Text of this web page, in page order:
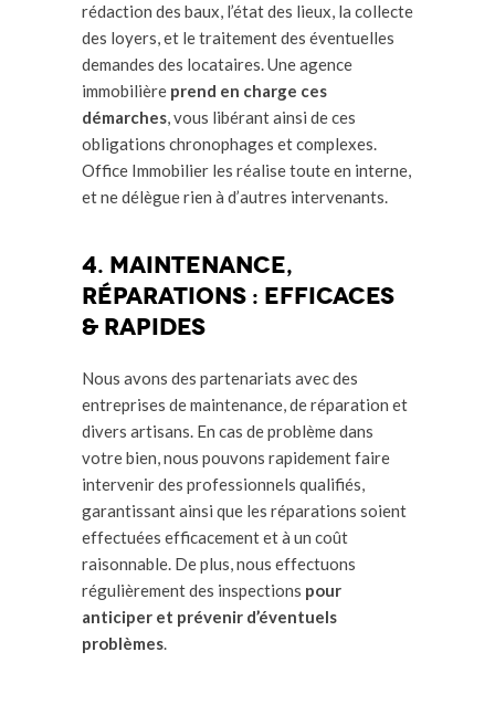
rédaction des baux, l’état des lieux, la collecte
des loyers, et le traitement des éventuelles
demandes des locataires. Une agence
immobilière prend en charge ces
démarches, vous libérant ainsi de ces
obligations chronophages et complexes.
Office Immobilier les réalise toute en interne,
et ne délègue rien à d’autres intervenants.
4. Maintenance,
réparations : efficaces
& rapides
Nous avons des partenariats avec des
entreprises de maintenance, de réparation et
divers artisans. En cas de problème dans
votre bien, nous pouvons rapidement faire
intervenir des professionnels qualifiés,
garantissant ainsi que les réparations soient
effectuées efficacement et à un coût
raisonnable. De plus, nous effectuons
régulièrement des inspections pour
anticiper et prévenir d’éventuels
problèmes.